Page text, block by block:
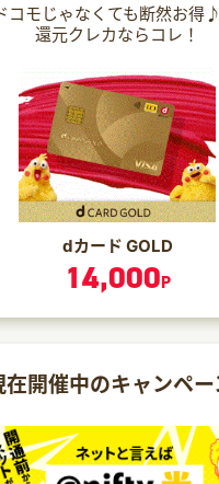
意見箱
コモじゃなくても断然お得
還元クレカならコレ！
dカード GOLD
14,000P
在開催中のキャンペー